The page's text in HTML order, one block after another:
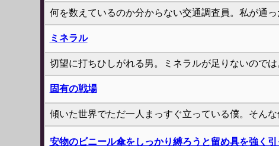
何を数えているのか分からない交通調査員。私が通
ミネラル
切望に打ちひしがれる男。ミネラルが足りないので
固有の戦場
傾いた世界でただ一人まっすぐ立っている僕。そん
安物のビニール傘をしっかり縛ろうと留め具を強く